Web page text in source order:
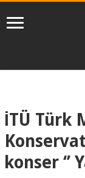
İTÜ Türk
konser ‘’